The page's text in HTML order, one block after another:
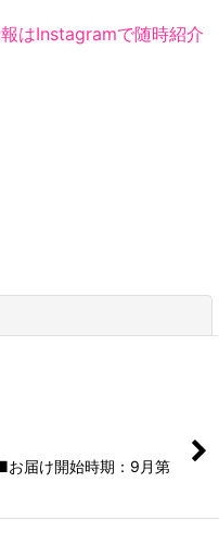
はInstagramで随時紹介
届け開始時期：9月第